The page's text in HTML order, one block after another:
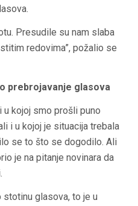
Presudile su nam slaba
redovima”, požalio se
prebrojavanje glasova
u kojoj smo prošli puno
i u kojoj je situacija trebala
se to što se dogodilo. Ali
je na pitanje novinara da
stotinu glasova, to je u